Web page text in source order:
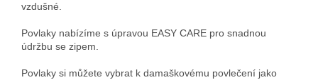
vzdušné.
Povlaky nabízíme s úpravou EASY CARE pro snadnou
údržbu se zipem.
Povlaky si můžete vybrat k damaškovému povlečení jako